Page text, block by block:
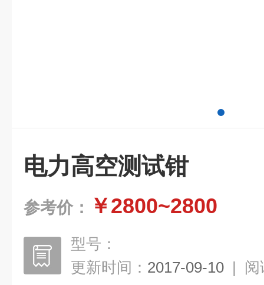
电力高空测试钳
参考价： ￥2800~2800
型号：
更新时间： 2017-09-10 | 阅